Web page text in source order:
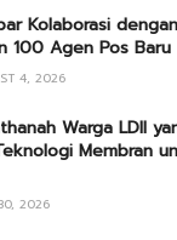
Kolaborasi
100 Agen Pos Baru
4, 2026
Warga LDII
Membran
2026